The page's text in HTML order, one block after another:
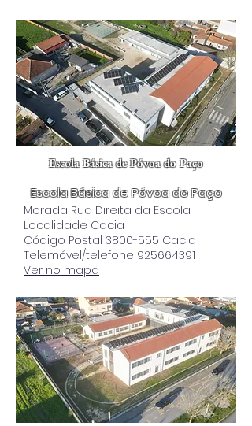
Escola Básica de Póvoa do Paço
Escola Básica de Póvoa do Paço
Morada Rua Direita da Escola
Localidade Cacia
Código Postal 3800-555 Cacia
Telemóvel/telefone 925664391
Ver no mapa